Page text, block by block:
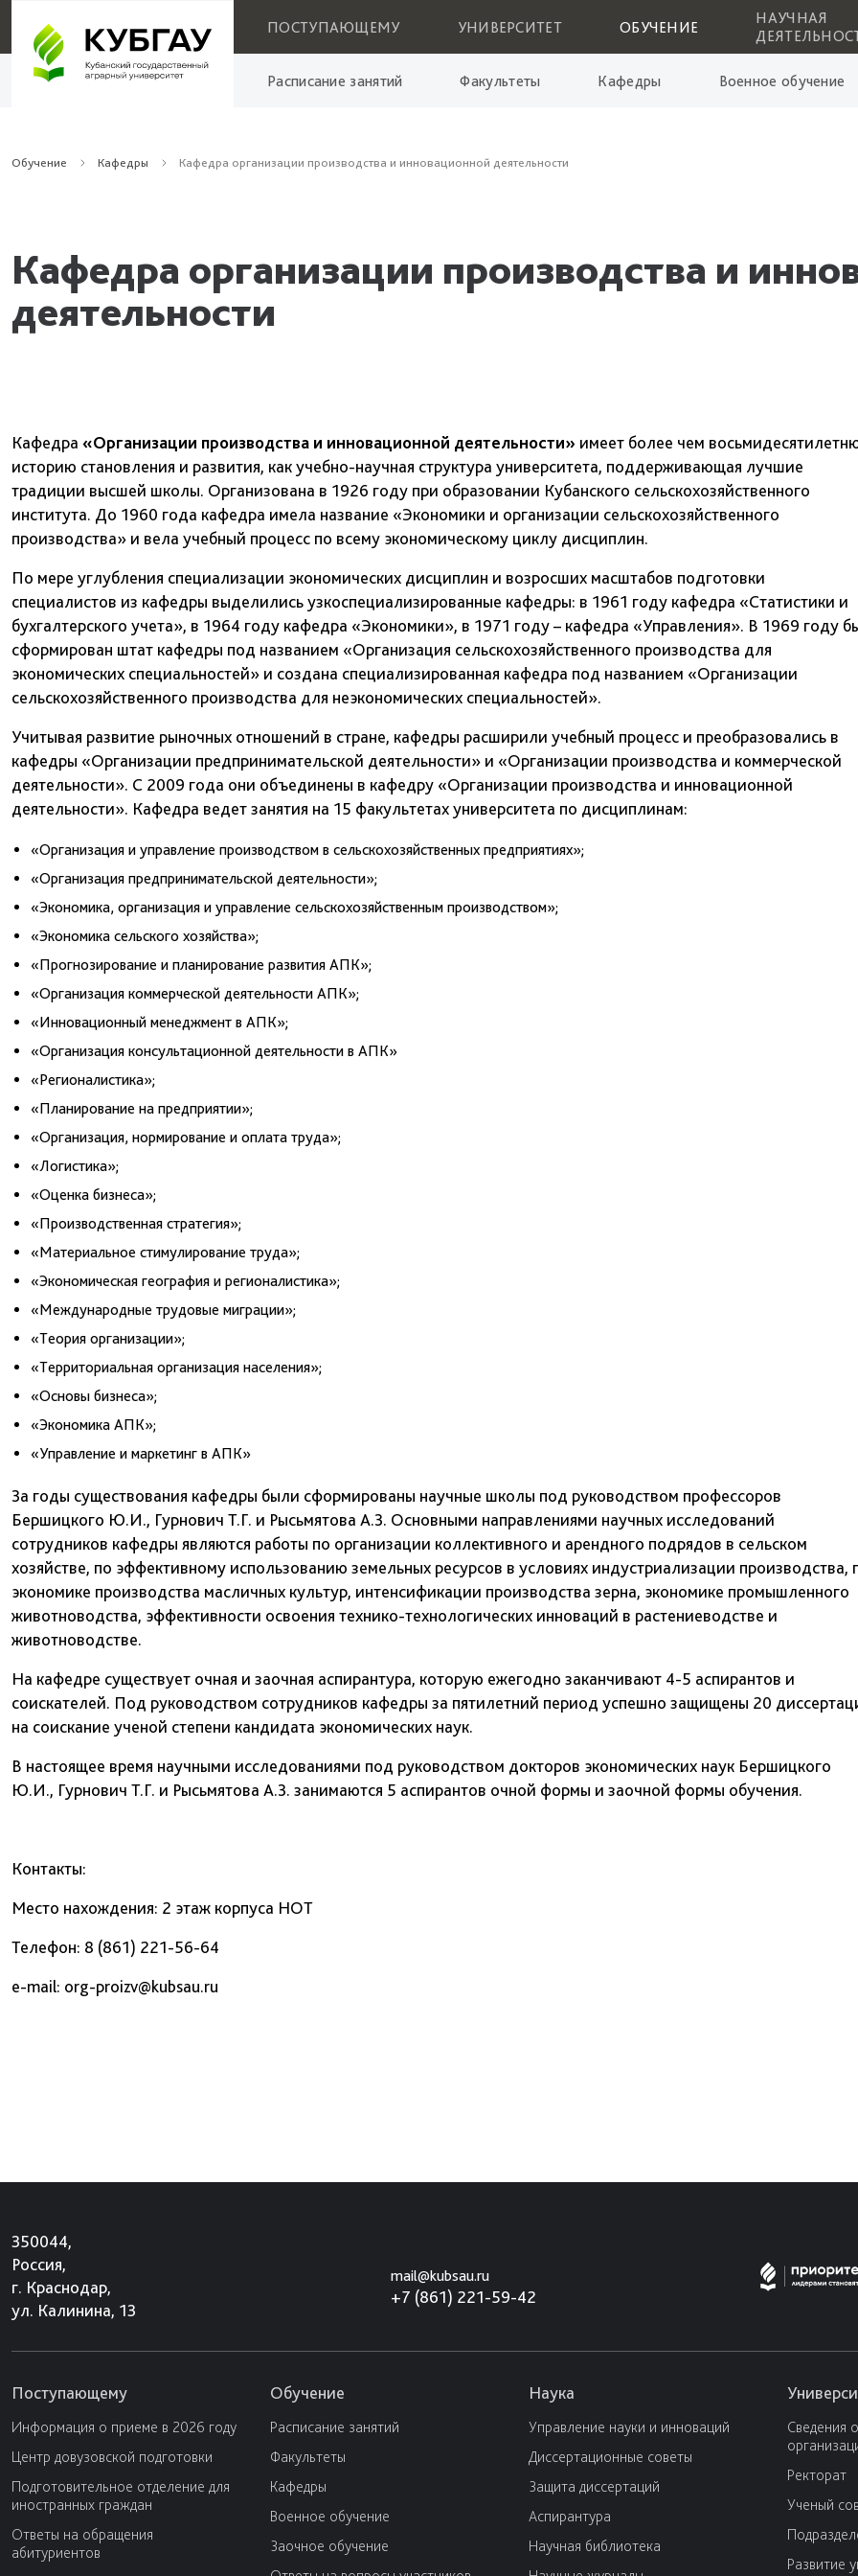
ПОСТУПАЮЩЕМУ УНИВЕРСИТЕТ ОБУЧЕНИЕ
НАУЧНАЯ
Расписание занятий Факультеты Кафедры Военное обучение
Обучение Кафедры Кафедра организации производства и инновационной деятельности
Кафедра организации производства и
деятельности
Кафедра «Организации производства и инновационной деятельности» имеет более чем
историю становления и развития, как учебно-научная структура университета, поддерживающая лучшие
традиции высшей школы. Организована в 1926 году при образовании Кубанского сельскохозяйственного
института. До 1960 года кафедра имела название «Экономики и организации сельскохозяйственного
производства» и вела учебный процесс по всему экономическому циклу дисциплин.
По мере углубления специализации экономических дисциплин и возросших масштабов подготовки
специалистов из кафедры выделились узкоспециализированные кафедры: в 1961 году кафедра «Статистики и
бухгалтерского учета», в 1964 году кафедра «Экономики», в 1971 году – кафедра «Управления». В 1969 году
сформирован штат кафедры под названием «Организация сельскохозяйственного производства для
экономических специальностей» и создана специализированная кафедра под названием «Организации
сельскохозяйственного производства для неэкономических специальностей».
Учитывая развитие рыночных отношений в стране, кафедры расширили учебный процесс и преобразовались в
кафедры «Организации предпринимательской деятельности» и «Организации производства и коммерческой
деятельности». С 2009 года они объединены в кафедру «Организации производства и инновационной
деятельности». Кафедра ведет занятия на 15 факультетах университета по дисциплинам:
«Организация и управление производством в сельскохозяйственных предприятиях»;
«Организация предпринимательской деятельности»;
«Экономика, организация и управление сельскохозяйственным производством»;
«Экономика сельского хозяйства»;
«Прогнозирование и планирование развития АПК»;
«Организация коммерческой деятельности АПК»;
«Инновационный менеджмент в АПК»;
«Организация консультационной деятельности в АПК»
«Регионалистика»;
«Планирование на предприятии»;
«Организация, нормирование и оплата труда»;
«Логистика»;
«Оценка бизнеса»;
«Производственная стратегия»;
«Материальное стимулирование труда»;
«Экономическая география и регионалистика»;
«Международные трудовые миграции»;
«Теория организации»;
«Территориальная организация населения»;
«Основы бизнеса»;
«Экономика АПК»;
«Управление и маркетинг в АПК»
За годы существования кафедры были сформированы научные школы под руководством профессоров
Бершицкого Ю.И., Гурнович Т.Г. и Рысьмятова А.З. Основными направлениями научных исследований
сотрудников кафедры являются работы по организации коллективного и арендного подрядов в сельском
хозяйстве, по эффективному использованию земельных ресурсов в условиях индустриализации производства,
экономике производства масличных культур, интенсификации производства зерна, экономике промышленного
животноводства, эффективности освоения технико-технологических инноваций в растениеводстве и
животноводстве.
На кафедре существует очная и заочная аспирантура, которую ежегодно заканчивают 4-5 аспирантов и
соискателей. Под руководством сотрудников кафедры за пятилетний период успешно защищены 20
на соискание ученой степени кандидата экономических наук.
В настоящее время научными исследованиями под руководством докторов экономических наук Бершицкого
Ю.И., Гурнович Т.Г. и Рысьмятова А.З. занимаются 5 аспирантов очной формы и заочной формы обучения.
Контакты:
Место нахождения: 2 этаж корпуса НОТ
Телефон: 8 (861) 221-56-64
e-mail: org-proizv@kubsau.ru
350044,
Россия,
г. Краснодар,
ул. Калинина, 13
mail@kubsau.ru
+7 (861) 221-59-42
Поступающему
Информация о приеме в 2026 году
Центр довузовской подготовки
Подготовительное отделение для
иностранных граждан
Ответы на обращения
абитуриентов
Обучение
Расписание занятий
Факультеты
Кафедры
Военное обучение
Заочное обучение
Наука
Управление науки и инноваций
Диссертационные советы
Защита диссертаций
Аспирантура
Научная библиотека
Сведения
Ректорат
Ученый
Развитие